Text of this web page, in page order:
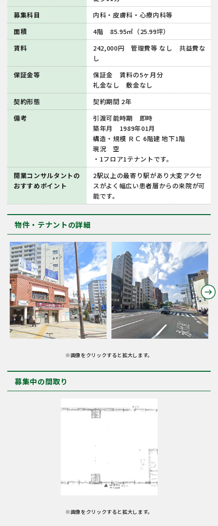
募集科目
内科・皮膚科・心療内科等
面積
4階 85.95㎡（25.99坪）
賃料
242,000円 管理費等 なし 共益費な
し
保証金等
保証⾦ 賃料の5ヶ⽉分
礼⾦なし 敷⾦なし
契約形態
契約期間 2年
備考
引渡可能時期 即時
築年⽉ 1989年01⽉
構造・規模 ＲＣ 6階建 地下1階
現況 空
・1フロア1テナントです。
開業コンサルタントの
おすすめポイント
2駅以上の最寄り駅があり大変アクセ
スがよく幅広い患者層からの来院が可
能です。
物件・テナントの詳細
※画像をクリックすると拡大します。
募集中の間取り
※画像をクリックすると拡大します。